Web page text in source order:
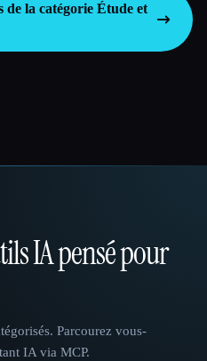
la catégorie Étude et
IA pensé pour
Parcourez vous-
IA via MCP.